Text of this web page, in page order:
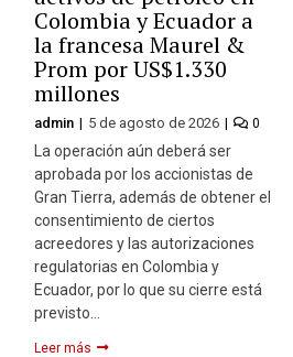
Colombia y Ecuador a
la francesa Maurel &
Prom por US$1.330
millones
admin 5 de agosto de 2026 0
La operación aún deberá ser
aprobada por los accionistas de
Gran Tierra, además de obtener el
consentimiento de ciertos
acreedores y las autorizaciones
regulatorias en Colombia y
Ecuador, por lo que su cierre está
previsto…
Leer más